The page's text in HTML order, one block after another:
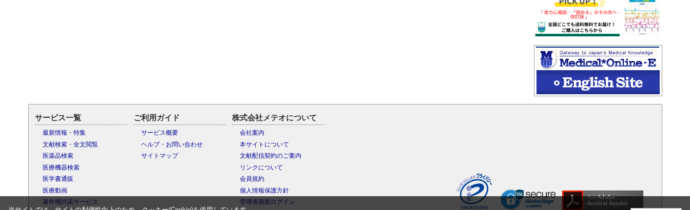
サービス一覧
最新情報・特集
文献検索・全文閲覧
医薬品検索
医療機器検索
医学書通販
医療動画
著作権許諾サービス
ご利用ガイド
サービス概要
ヘルプ・お問い合わせ
サイトマップ
株式会社メテオについて
会社案内
本サイトについて
文献配信契約のご案内
リンクについて
会員規約
個人情報保護方針
管理者画面ログイン